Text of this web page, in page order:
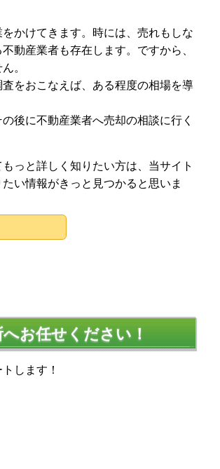
かけてきます。時には、売れもしな
動産業者も存在します。ですから、
。
をおこなえば、ある程度の相場を導
後に不動産業者へ売却の相談に行く
っと詳しく知りたい方は、当サイト
い情報がきっと見つかると思いま
お任せください！
します！